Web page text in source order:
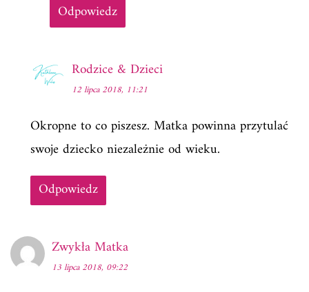
Odpowiedz
Rodzice & Dzieci
12 lipca 2018, 11:21
Okropne to co piszesz. Matka powinna przytulać
swoje dziecko niezależnie od wieku.
Odpowiedz
Zwykła Matka
13 lipca 2018, 09:22